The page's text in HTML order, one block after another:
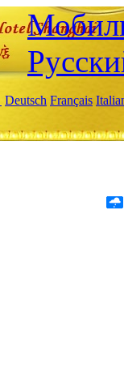
Deutsch Français